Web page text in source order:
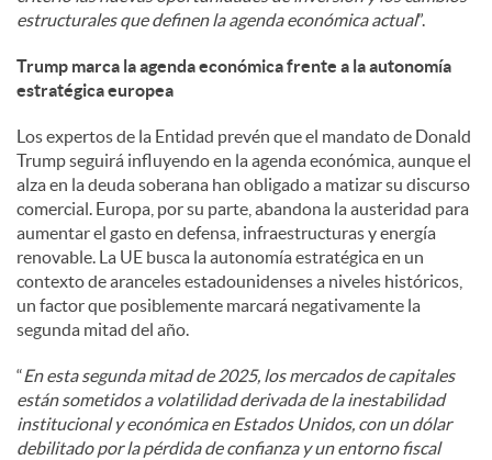
estructurales que definen la agenda económica actual”.
Trump marca la agenda económica frente a la autonomía
estratégica europea
Los expertos de la Entidad prevén que el mandato de Donald
Trump seguirá influyendo en la agenda económica, aunque el
alza en la deuda soberana han obligado a matizar su discurso
comercial. Europa, por su parte, abandona la austeridad para
aumentar el gasto en defensa, infraestructuras y energía
renovable. La UE busca la autonomía estratégica en un
contexto de aranceles estadounidenses a niveles históricos,
un factor que posiblemente marcará negativamente la
segunda mitad del año.
“En esta segunda mitad de 2025, los mercados de capitales
están sometidos a volatilidad derivada de la inestabilidad
institucional y económica en Estados Unidos, con un dólar
debilitado por la pérdida de confianza y un entorno fiscal